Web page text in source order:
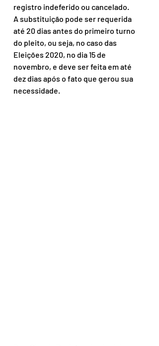
registro indeferido ou cancelado.
A substituição pode ser requerida
até 20 dias antes do primeiro turno
do pleito, ou seja, no caso das
Eleições 2020, no dia 15 de
novembro, e deve ser feita em até
dez dias após o fato que gerou sua
necessidade.